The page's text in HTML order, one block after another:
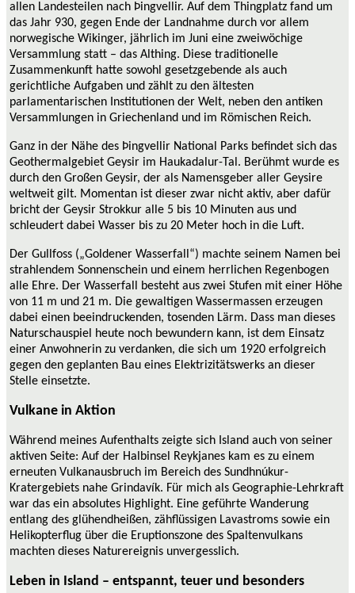
allen Landesteilen nach Þingvellir. Auf dem Thingplatz fand um
das Jahr 930, gegen Ende der Landnahme durch vor allem
norwegische Wikinger, jährlich im Juni eine zweiwöchige
Versammlung statt – das Althing. Diese traditionelle
Zusammenkunft hatte sowohl gesetzgebende als auch
gerichtliche Aufgaben und zählt zu den ältesten
parlamentarischen Institutionen der Welt, neben den antiken
Versammlungen in Griechenland und im Römischen Reich.
Ganz in der Nähe des Þingvellir National Parks befindet sich das
Geothermalgebiet Geysir im Haukadalur-Tal. Berühmt wurde es
durch den Großen Geysir, der als Namensgeber aller Geysire
weltweit gilt. Momentan ist dieser zwar nicht aktiv, aber dafür
bricht der Geysir Strokkur alle 5 bis 10 Minuten aus und
schleudert dabei Wasser bis zu 20 Meter hoch in die Luft.
Der Gullfoss („Goldener Wasserfall“) machte seinem Namen bei
strahlendem Sonnenschein und einem herrlichen Regenbogen
alle Ehre. Der Wasserfall besteht aus zwei Stufen mit einer Höhe
von 11 m und 21 m. Die gewaltigen Wassermassen erzeugen
dabei einen beeindruckenden, tosenden Lärm. Dass man dieses
Naturschauspiel heute noch bewundern kann, ist dem Einsatz
einer Anwohnerin zu verdanken, die sich um 1920 erfolgreich
gegen den geplanten Bau eines Elektrizitätswerks an dieser
Stelle einsetzte.
Vulkane in Aktion
Während meines Aufenthalts zeigte sich Island auch von seiner
aktiven Seite: Auf der Halbinsel Reykjanes kam es zu einem
erneuten Vulkanausbruch im Bereich des Sundhnúkur-
Kratergebiets nahe Grindavík. Für mich als Geographie-Lehrkraft
war das ein absolutes Highlight. Eine geführte Wanderung
entlang des glühendheißen, zähflüssigen Lavastroms sowie ein
Helikopterflug über die Eruptionszone des Spaltenvulkans
machten dieses Naturereignis unvergesslich.
Leben in Island – entspannt, teuer und besonders